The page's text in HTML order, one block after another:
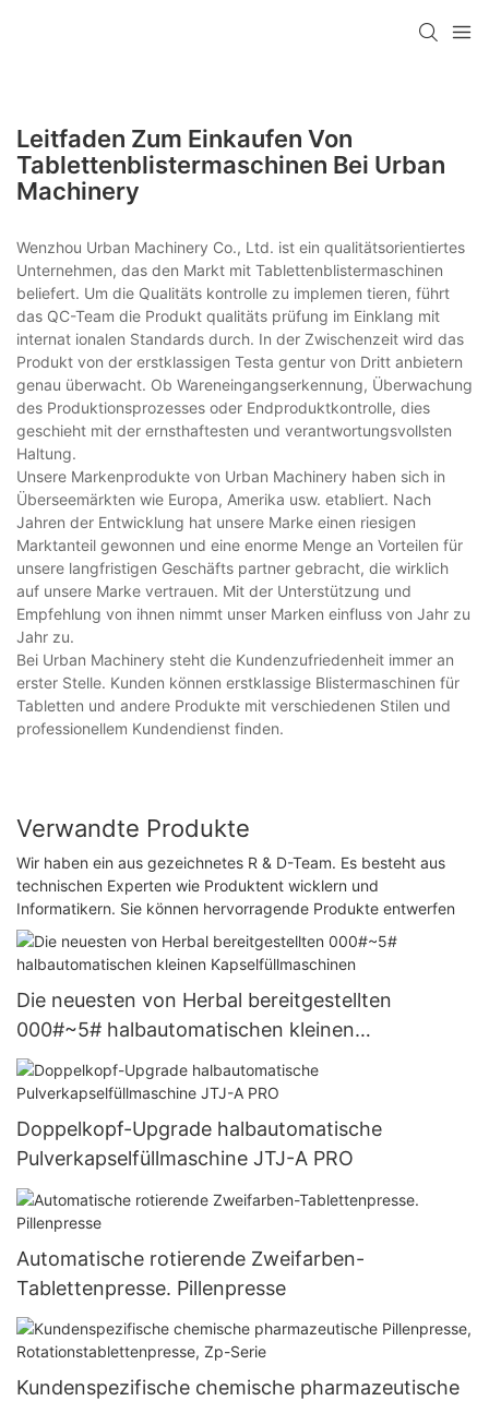
Leitfaden Zum Einkaufen Von
Tablettenblistermaschinen Bei Urban
Machinery
Wenzhou Urban Machinery Co., Ltd. ist ein qualitätsorientiertes
Unternehmen, das den Markt mit Tablettenblistermaschinen
beliefert. Um die Qualitäts kontrolle zu implemen tieren, führt
das QC-Team die Produkt qualitäts prüfung im Einklang mit
internat ionalen Standards durch. In der Zwischenzeit wird das
Produkt von der erstklassigen Testa gentur von Dritt anbietern
genau überwacht. Ob Wareneingangserkennung, Überwachung
des Produktionsprozesses oder Endproduktkontrolle, dies
geschieht mit der ernsthaftesten und verantwortungsvollsten
Haltung.
Unsere Markenprodukte von Urban Machinery haben sich in
Überseemärkten wie Europa, Amerika usw. etabliert. Nach
Jahren der Entwicklung hat unsere Marke einen riesigen
Marktanteil gewonnen und eine enorme Menge an Vorteilen für
unsere langfristigen Geschäfts partner gebracht, die wirklich
auf unsere Marke vertrauen. Mit der Unterstützung und
Empfehlung von ihnen nimmt unser Marken einfluss von Jahr zu
Jahr zu.
Bei Urban Machinery steht die Kundenzufriedenheit immer an
erster Stelle. Kunden können erstklassige Blistermaschinen für
Tabletten und andere Produkte mit verschiedenen Stilen und
professionellem Kundendienst finden.
Verwandte Produkte
Wir haben ein aus gezeichnetes R & D-Team. Es besteht aus
technischen Experten wie Produktent wicklern und
Informatikern. Sie können hervorragende Produkte entwerfen
Die neuesten von Herbal bereitgestellten
000#~5# halbautomatischen kleinen
Kapselfüllmaschinen
Doppelkopf-Upgrade halbautomatische
Pulverkapselfüllmaschine JTJ-A PRO
Automatische rotierende Zweifarben-
Tablettenpresse. Pillenpresse
Kundenspezifische chemische pharmazeutische